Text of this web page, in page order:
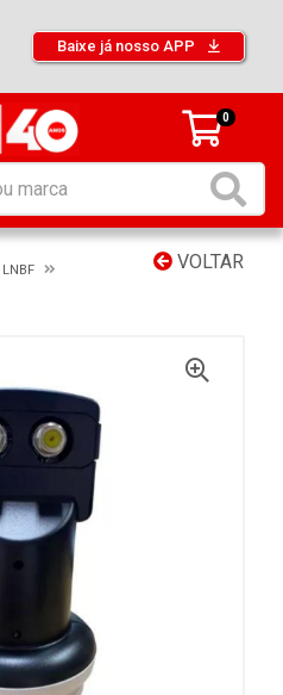
Baixe já nosso APP
0
VOLTAR
LNBF